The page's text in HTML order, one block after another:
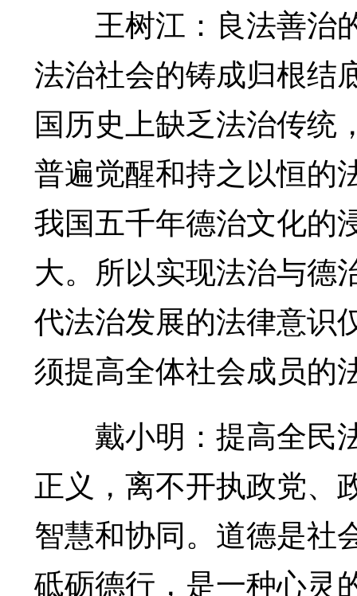
王树江：良法善治
法治社会的铸成归根结
国历史上缺乏法治传统
普遍觉醒和持之以恒的
我国五千年德治文化的
大。所以实现法治与德
代法治发展的法律意识
须提高全体社会成员的
戴小明：提高全民
正义，离不开执政党、
智慧和协同。道德是社
砥砺德行，是一种心灵